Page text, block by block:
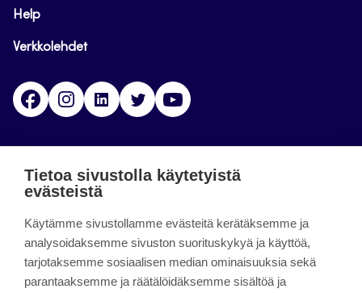
Help
Verkkolehdet
FacebookInstagramLinkedinTwitter
ended on September 11, 2023.
About the site
Tietoa sivustolla käytetyistä
evästeistä
Käytämme sivustollamme evästeitä kerätäksemme ja
analysoidaksemme sivuston suorituskykyä ja käyttöä,
tarjotaksemme sosiaalisen median ominaisuuksia sekä
parantaaksemme ja räätälöidäksemme sisältöä ja